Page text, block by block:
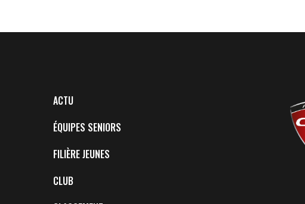
ACTU
ÉQUIPES SENIORS
FILIÈRE JEUNES
CLUB